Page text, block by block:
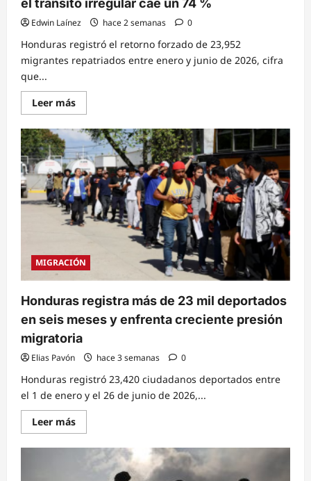
el tránsito irregular cae un 74 %
Edwin Laínez hace 2 semanas 0
Honduras registró el retorno forzado de 23,952
migrantes repatriados entre enero y junio de 2026, cifra
que...
Leer másRead
more
Deportaciones
de
hondureños
suben
un
40
%
en
el
primer
semestre
mientras
el
tránsito
cae
un
74
%
MIGRACIÓN
Honduras registra más de 23 mil deportados
en seis meses y enfrenta creciente presión
migratoria
Elias Pavón hace 3 semanas 0
Honduras registró 23,420 ciudadanos deportados entre
el 1 de enero y el 26 de junio de 2026,...
Leer másRead
more
Honduras
registra